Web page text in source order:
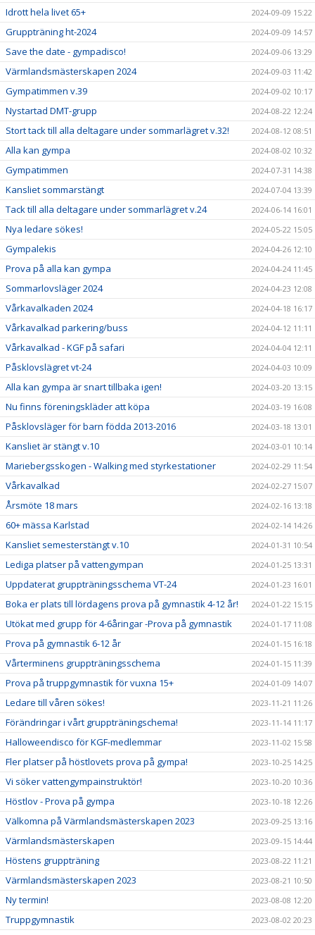
Idrott hela livet 65+ 2024-09-09 15:22
Gruppträning ht-2024 2024-09-09 14:57
Save the date - gympadisco! 2024-09-06 13:29
Värmlandsmästerskapen 2024 2024-09-03 11:42
Gympatimmen v.39 2024-09-02 10:17
Nystartad DMT-grupp 2024-08-22 12:24
Stort tack till alla deltagare under sommarlägret v.32! 2024-08-12 08:51
Alla kan gympa 2024-08-02 10:32
Gympatimmen 2024-07-31 14:38
Kansliet sommarstängt 2024-07-04 13:39
Tack till alla deltagare under sommarlägret v.24 2024-06-14 16:01
Nya ledare sökes! 2024-05-22 15:05
Gympalekis 2024-04-26 12:10
Prova på alla kan gympa 2024-04-24 11:45
Sommarlovsläger 2024 2024-04-23 12:08
Vårkavalkaden 2024 2024-04-18 16:17
Vårkavalkad parkering/buss 2024-04-12 11:11
Vårkavalkad - KGF på safari 2024-04-04 12:11
Påsklovslägret vt-24 2024-04-03 10:09
Alla kan gympa är snart tillbaka igen! 2024-03-20 13:15
Nu finns föreningskläder att köpa 2024-03-19 16:08
Påsklovsläger för barn födda 2013-2016 2024-03-18 13:01
Kansliet är stängt v.10 2024-03-01 10:14
Mariebergsskogen - Walking med styrkestationer 2024-02-29 11:54
Vårkavalkad 2024-02-27 15:07
Årsmöte 18 mars 2024-02-16 13:18
60+ mässa Karlstad 2024-02-14 14:26
Kansliet semesterstängt v.10 2024-01-31 10:54
Lediga platser på vattengympan 2024-01-25 13:31
Uppdaterat gruppträningsschema VT-24 2024-01-23 16:01
Boka er plats till lördagens prova på gymnastik 4-12 år! 2024-01-22 15:15
Utökat med grupp för 4-6åringar -Prova på gymnastik 2024-01-17 11:08
Prova på gymnastik 6-12 år 2024-01-15 16:18
Vårterminens gruppträningsschema 2024-01-15 11:39
Prova på truppgymnastik för vuxna 15+ 2024-01-09 14:07
Ledare till våren sökes! 2023-11-21 11:26
Förändringar i vårt gruppträningschema! 2023-11-14 11:17
Halloweendisco för KGF-medlemmar 2023-11-02 15:58
Fler platser på höstlovets prova på gympa! 2023-10-25 14:25
Vi söker vattengympainstruktör! 2023-10-20 10:36
Höstlov - Prova på gympa 2023-10-18 12:26
Välkomna på Värmlandsmästerskapen 2023 2023-09-25 13:16
Värmlandsmästerskapen 2023-09-15 14:44
Höstens gruppträning 2023-08-22 11:21
Värmlandsmästerskapen 2023 2023-08-21 10:50
Ny termin! 2023-08-08 12:20
Truppgymnastik 2023-08-02 20:23